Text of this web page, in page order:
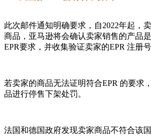
此次邮件通知明确要求，自2022年起，
商品，亚马逊将会确认卖家销售的产品
EPR要求，并收集验证卖家的EPR 注册号
若卖家的商品无法证明符合EPR 的要求
品进行停售下架处罚。
法国和德国政府发现卖家商品不符合该